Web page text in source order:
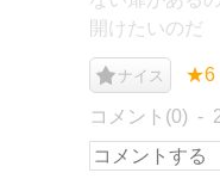
開けたいのだ
ナイス ★6
コメント(0)